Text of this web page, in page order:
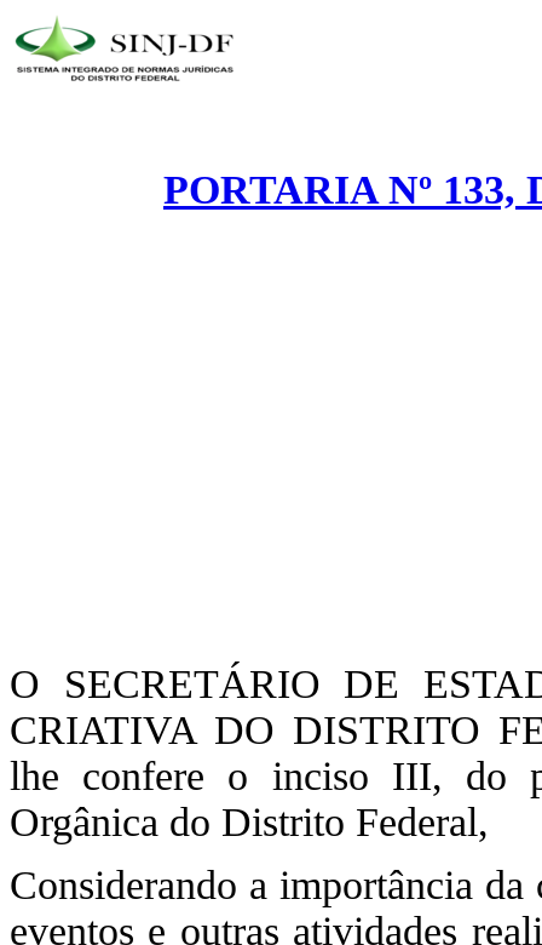
PORTARIA Nº 133,
O SECRETÁRIO DE
CRIATIVA DO DISTRITO
lhe confere o inciso III, do
Orgânica do Distrito Federal,
Considerando a importância
eventos e outras atividades